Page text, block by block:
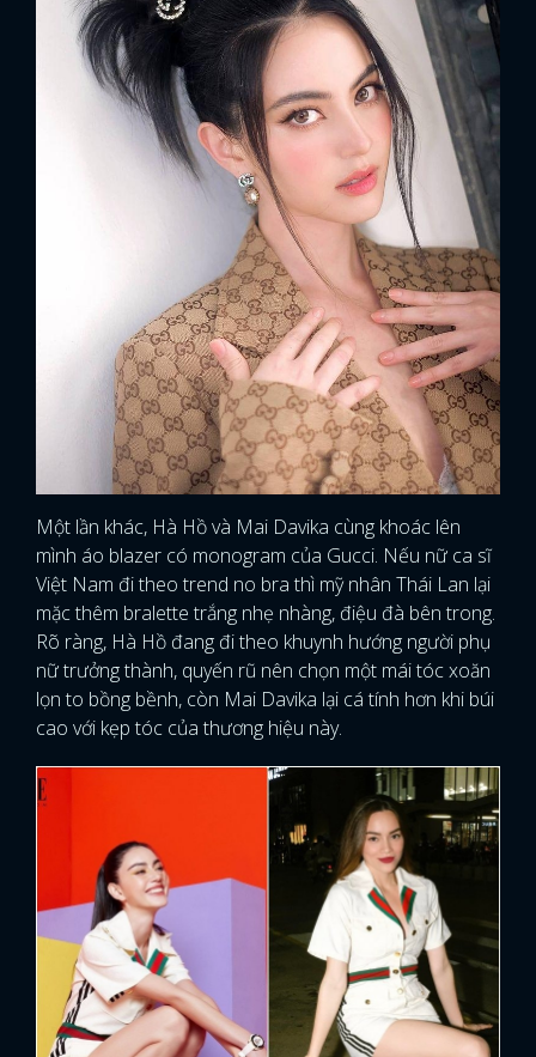
Một lần khác, Hà Hồ và Mai Davika cùng khoác lên
mình áo blazer có monogram của Gucci. Nếu nữ ca sĩ
Việt Nam đi theo trend no bra thì mỹ nhân Thái Lan lại
mặc thêm bralette trắng nhẹ nhàng, điệu đà bên trong.
Rõ ràng, Hà Hồ đang đi theo khuynh hướng người phụ
nữ trưởng thành, quyến rũ nên chọn một mái tóc xoăn
lọn to bồng bềnh, còn Mai Davika lại cá tính hơn khi búi
cao với kẹp tóc của thương hiệu này.